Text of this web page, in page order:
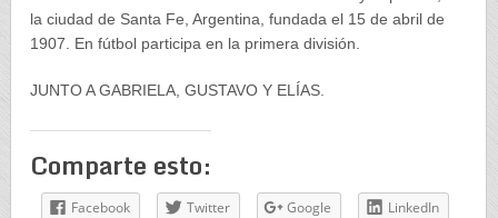
la ciudad de Santa Fe, Argentina, fundada el 15 de abril de
1907. En fútbol participa en la primera división.
JUNTO A GABRIELA, GUSTAVO Y ELÍAS.
Comparte esto:
Facebook Twitter Google
LinkedIn